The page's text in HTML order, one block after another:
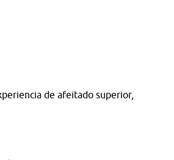
de afeitado superior,